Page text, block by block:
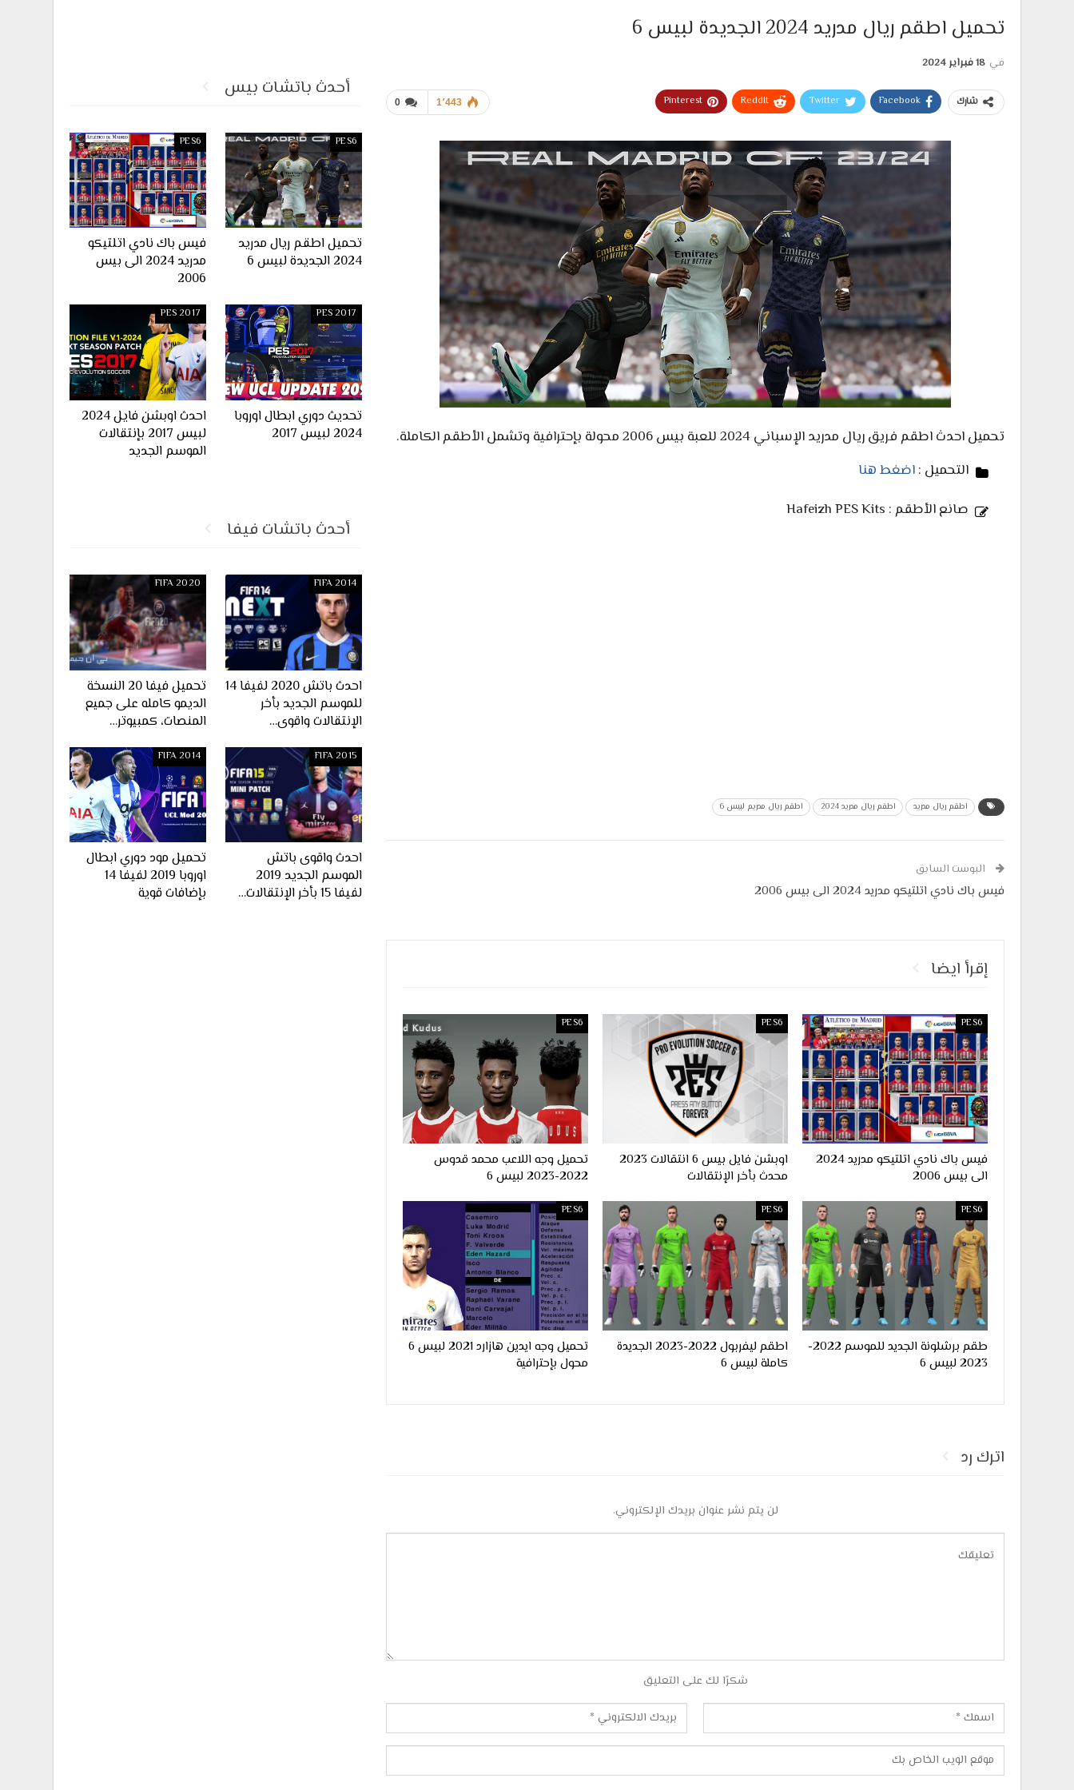
تحميل اطقم ريال مدريد 2024 الجديدة لبيس 6
في 18 فبراير 2024
0 1٬443 شارك Facebook
Twitter
ReddIt
Pinterest
تحميل احدث اطقم فريق ريال مدريد الإسباني 2024 للعبة بيس 2006 محولة بإحترافية وتشمل الأطقم الكاملة.
التحميل :اضغط هنا
صانع الأطقم : Hafeizh PES Kits
اطقم ريال مدريد اطقم ريال مدريد 2024 اطقم ريال مدريم لبيس 6
البوست السابق
فيس باك نادي اتلتيكو مدريد 2024 الى بيس 2006
إقرأ ايضا
PES6
فيس باك نادي اتلتيكو مدريد 2024
الى بيس 2006
PES6
اوبشن فايل بيس 6 انتقالات 2023
محدث بأخر الإنتقالات
PES6
تحميل وجه اللاعب محمد قدوس
2022-2023 لبيس 6
PES6
طقم برشلونة الجديد للموسم 2022-
2023 لبيس 6
PES6
اطقم ليفربول 2022-2023 الجديدة
كاملة لبيس 6
PES6
تحميل وجه ايدين هازارد 2021 لبيس 6
محول بإحترافية
اترك رد
لن يتم نشر عنوان بريدك الإلكتروني.
شكرًا لك على التعليق
أحدث باتشات بيس
PES6
تحميل اطقم ريال مدريد
2024 الجديدة لبيس 6
PES6
فيس باك نادي اتلتيكو
مدريد 2024 الى بيس
2006
PES 2017
تحديث دوري ابطال اوروبا
2024 لبيس 2017
PES 2017
احدث اوبشن فايل 2024
لبيس 2017 بإنتقالات
الموسم الجديد
أحدث باتشات فيفا
FIFA 2014
احدث باتش 2020 لفيفا 14
للموسم الجديد بأخر
الإنتقالات واقوى…
FIFA 2020
تحميل فيفا 20 النسخة
الديمو كامله على جميع
المنصات، كمبيوتر…
FIFA 2015
احدث واقوى باتش
الموسم الجديد 2019
لفيفا 15 بأخر الإنتقالات…
FIFA 2014
تحميل مود دوري ابطال
اوروبا 2019 لفيفا 14
بإضافات قوية